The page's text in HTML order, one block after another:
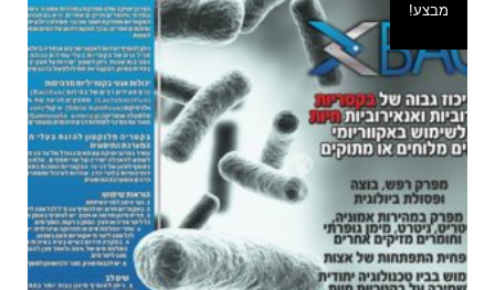
האלמנטים
הדרושים
תוסף
B
500
מל
מבצע!